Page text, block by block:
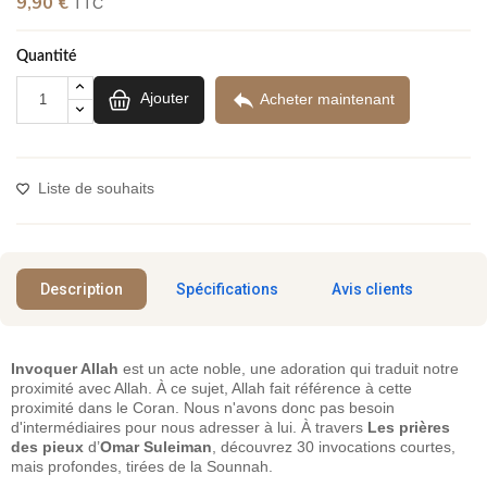
(1 avis)
Quantité
Ajouter  Acheter maintenant
Liste de souhaits
Description Spécifications Avis clients
Invoquer Allah est un acte noble, une adoration qui traduit notre
proximité avec Allah. À ce sujet, Allah fait référence à cette
proximité dans le Coran. Nous n'avons donc pas besoin
d'intermédiaires pour nous adresser à lui. À travers Les prières
des pieux d’Omar Suleiman , découvrez 30 invocations courtes,
mais profondes, tirées de la Sounnah.